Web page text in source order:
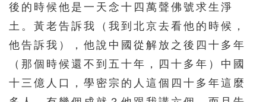
後的時候他是一天念十四萬聲佛號求生淨
土。黃老告訴我（我到北京去看他的時候，
他告訴我），他說中國從解放之後四十多年
（那個時候還不到五十年，四十多年）中國
十三億人口，學密宗的人這個四十多年這麼